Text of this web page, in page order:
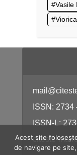
Vasile
ISSN: 2734
ISSN-L:
citeste-
Acest site
de navigare pe